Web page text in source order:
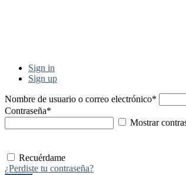
Sign in
Sign up
Nombre de usuario o correo electrónico*
Contraseña*
Mostrar
Recuérdame
¿Perdiste tu contraseña?